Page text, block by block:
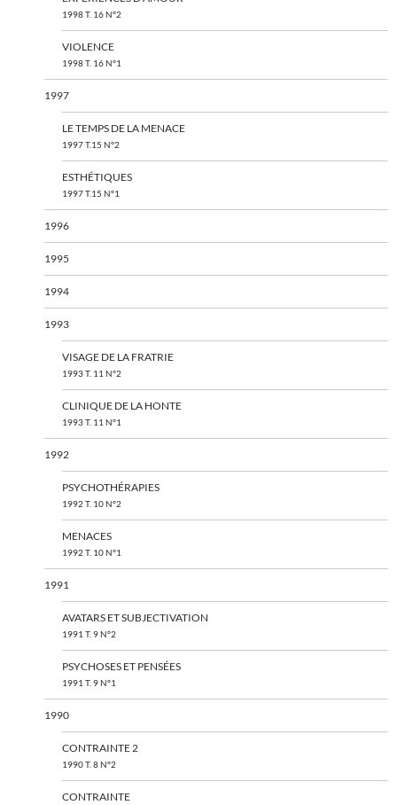
1998 T. 16 N°2
VIOLENCE
1998 T. 16 N°1
1997
LE TEMPS DE LA MENACE
1997 T.15 N°2
ESTHÉTIQUES
1997 T.15 N°1
1996
1995
1994
1993
VISAGE DE LA FRATRIE
1993 T. 11 N°2
CLINIQUE DE LA HONTE
1993 T. 11 N°1
1992
PSYCHOTHÉRAPIES
1992 T. 10 N°2
MENACES
1992 T. 10 N°1
1991
AVATARS ET SUBJECTIVATION
1991 T. 9 N°2
PSYCHOSES ET PENSÉES
1991 T. 9 N°1
1990
CONTRAINTE 2
1990 T. 8 N°2
CONTRAINTE